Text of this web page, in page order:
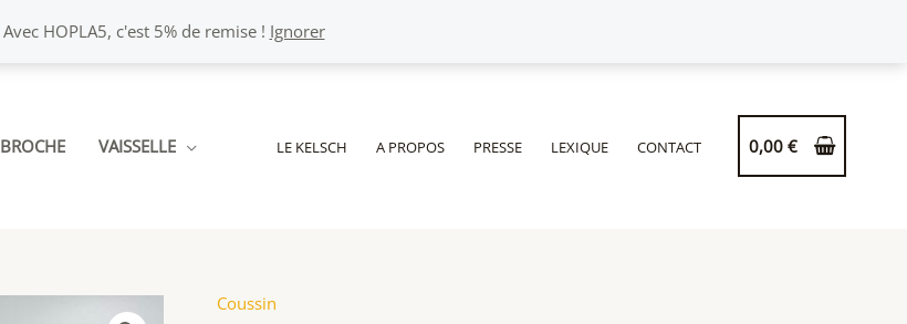
Avec HOPLA5, c'est 5% de remise ! Ignorer
BROCHE VAISSELLE LE KELSCH A PROPOS PRESSE LEXIQUE CONTACT 0,00 €
Coussin
à